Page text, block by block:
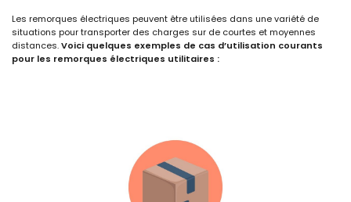
Les remorques électriques peuvent être utilisées dans une variété de
situations pour transporter des charges sur de courtes et moyennes
distances.Voici quelques exemples de cas d’utilisation courants
pour les remorques électriques utilitaires :